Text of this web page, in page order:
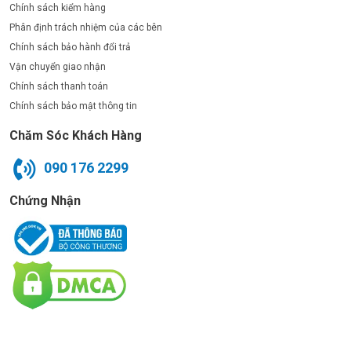
Chính sách kiểm hàng
Phân định trách nhiệm của các bên
Chính sách bảo hành đổi trả
Vận chuyển giao nhận
Chính sách thanh toán
Chính sách bảo mật thông tin
Chăm Sóc Khách Hàng
090 176 2299
Chứng Nhận